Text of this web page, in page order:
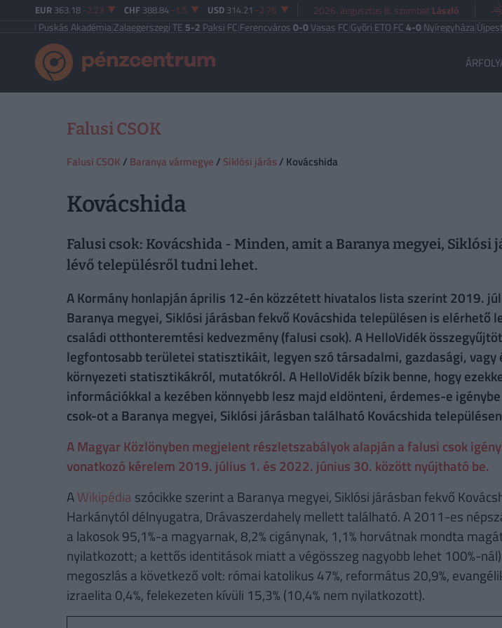
EUR 363.18 -2.23 CHF 388.84 -1.5 USD 314.21 -2.76 2026. augusztus 8. szombatLászló
Puskás Akadémia|Zalaegerszegi TE5-2Paksi FC|Ferencváros0-0Vasas FC|Győri ETO FC4-0Nyíregyháza|Újpest FC
Falusi CSOK
Falusi CSOK / Baranya vármegye / Siklósi járás / Kovácshida
Kovácshida
Falusi csok: Kovácshida - Minden, amit a Baranya megyei, Siklósi
lévő településről tudni lehet.
A Kormány honlapján április 12-én közzétett hivatalos lista szerint 2019.
Baranya megyei, Siklósi járásban fekvő Kovácshida településen is elérhető
családi otthonteremtési kedvezmény (falusi csok). A HelloVidék
legfontosabb területei statisztikáit, legyen szó társadalmi, gazdasági, vagy
környezeti statisztikákról, mutatókról. A HelloVidék bízik benne, hogy
információkkal a kezében könnyebb lesz majd eldönteni, érdemes-e
csok-ot a Baranya megyei, Siklósi járásban található Kovácshida
A Magyar Közlönyben megjelent részletszabályok alapján a falusi csok
vonatkozó kérelem 2019. július 1. és 2022. június 30. között nyújtható be.
AWikipédia szócikke szerint a Baranya megyei, Siklósi járásban fekvő
Harkánytól délnyugatra, Drávaszerdahely mellett található. A 2011-es
a lakosok 95,1%-a magyarnak, 8,2% cigánynak, 1,1% horvátnak mondta
nyilatkozott; a kettős identitások miatt a végösszeg nagyobb lehet 100%-
megoszlás a következő volt: római katolikus 47%, református 20,9%,
izraelita 0,4%, felekezeten kívüli 15,3% (10,4% nem nyilatkozott).